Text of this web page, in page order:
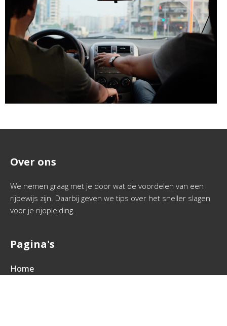
Over ons
We nemen graag met je door wat de voordelen van een
rijbewijs zijn. Daarbij geven we tips over het sneller slagen
voor je rijopleiding.
Pagina's
Home